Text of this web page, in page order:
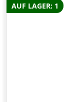
AUF LAGER: 1